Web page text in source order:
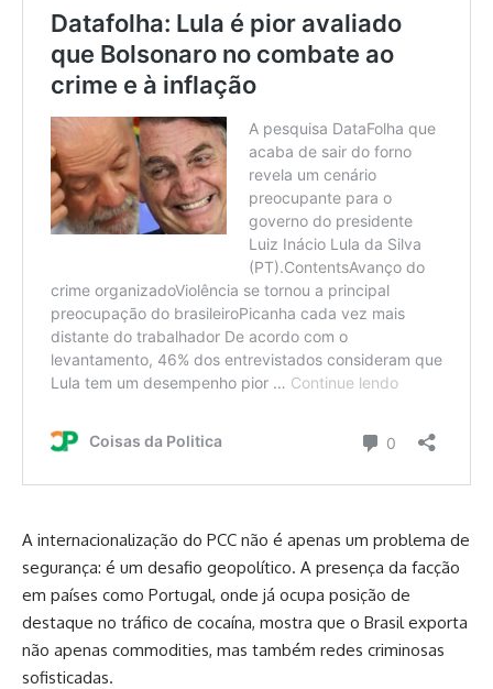
A internacionalização do PCC não é apenas um problema de
segurança: é um desafio geopolítico. A presença da facção
em países como Portugal, onde já ocupa posição de
destaque no tráfico de cocaína, mostra que o Brasil exporta
não apenas commodities, mas também redes criminosas
sofisticadas.